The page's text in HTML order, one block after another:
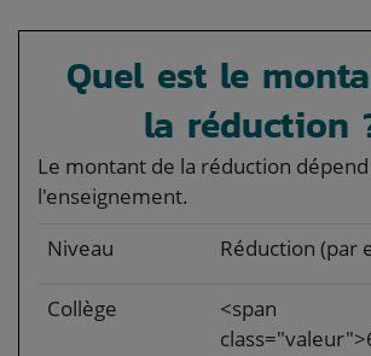
Quel est le
la réduction
Le montant de la réduction
l'enseignement.
Niveau Réduction (par
Collège
<span